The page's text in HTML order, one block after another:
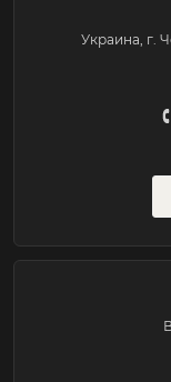
Украина, г.